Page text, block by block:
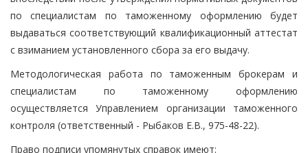
по специалистам по таможенному оформлению будет
выдаваться соответствующий квалификационный аттестат
с взиманием установленного сбора за его выдачу.
Методологическая работа по таможенным брокерам и
специалистам по таможенному оформлению
осуществляется Управлением организации таможенного
контроля (ответственный - Рыбаков Е.В., 975-48-22).
Право подписи упомянутых справок имеют: